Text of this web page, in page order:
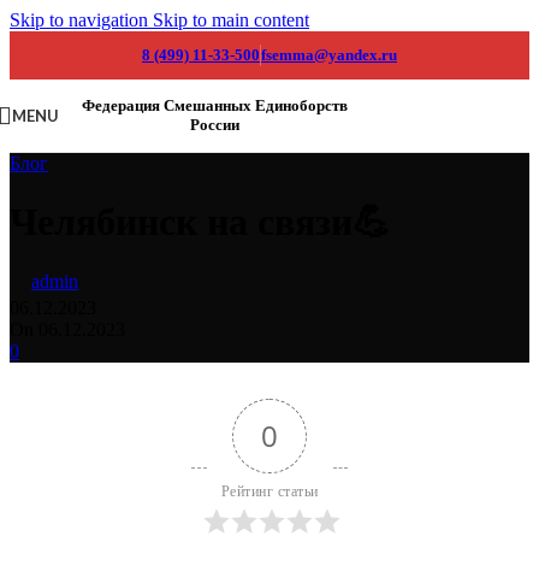
Skip to navigation Skip to main content
8 (499) 11-33-500fsemma@yandex.ru
MENU
Федерация Смешанных Единоборств
России
Блог
admin
0
0
Рейтинг статьи